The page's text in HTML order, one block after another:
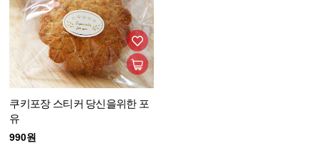
쿠키포장 스티커 당신을위한 포
유
990원